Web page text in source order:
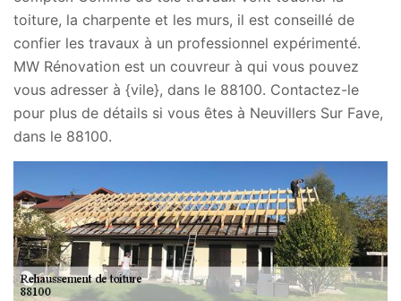
toiture, la charpente et les murs, il est conseillé de
confier les travaux à un professionnel expérimenté.
MW Rénovation est un couvreur à qui vous pouvez
vous adresser à {vile}, dans le 88100. Contactez-le
pour plus de détails si vous êtes à Neuvillers Sur Fave,
dans le 88100.